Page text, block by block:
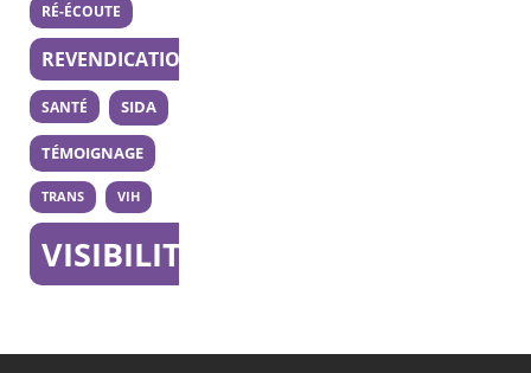
RÉ-ÉCOUTE
REVENDICATION
SANTÉ SIDA
TÉMOIGNAGE
TRANS VIH
VISIBILITÉ